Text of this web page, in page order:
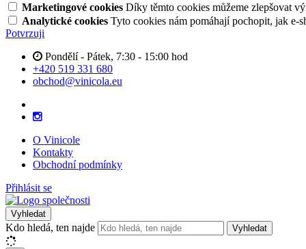
Marketingové cookies Díky těmto cookies můžeme zlepšovat
Analytické cookies Tyto cookies nám pomáhají pochopit, jak e-
Potvrzuji
Pondělí - Pátek, 7:30 - 15:00 hod
+420 519 331 680
obchod@vinicola.eu
O Vinicole
Kontakty
Obchodní podmínky
Přihlásit se
Vyhledat
Kdo hledá, ten najde Vyhledat